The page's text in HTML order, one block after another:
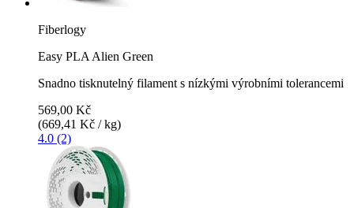
Fiberlogy
Easy PLA Alien Green
Snadno tisknutelný filament s nízkými výrobními tolerancemi
569,00 Kč
(669,41 Kč / kg)
4.0 (2)